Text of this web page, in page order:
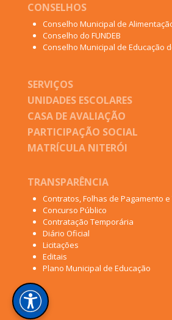
CONSELHOS
Conselho Municipal de
Conselho do FUNDEB
Conselho Municipal de Educação
SERVIÇOS
UNIDADES ESCOLARES
CASA DE AVALIAÇÃO
PARTICIPAÇÃO SOCIAL
MATRÍCULA NITERÓI
TRANSPARÊNCIA
Contratos, Folhas de Pagamento e
Concurso Público
Contratação Temporária
Diário Oficial
Licitações
Editais
Plano Municipal de Educação